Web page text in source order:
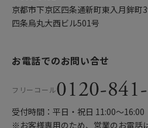
京都市下京区四条通新町東入月鉾町
四条烏丸大西ビル501号
お電話でのお問い合せ
フリーコール0120-
受付時間：平日・祝日 11:00〜16:00
※お客様専用のため、営業のお電話